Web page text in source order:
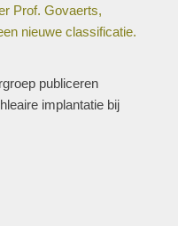
Prof. Govaerts,
nieuwe classificatie.
publiceren
implantatie bij